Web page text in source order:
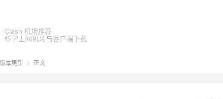
Clash 机场推荐
科学上网机场与客户端下载
版本更新  正文